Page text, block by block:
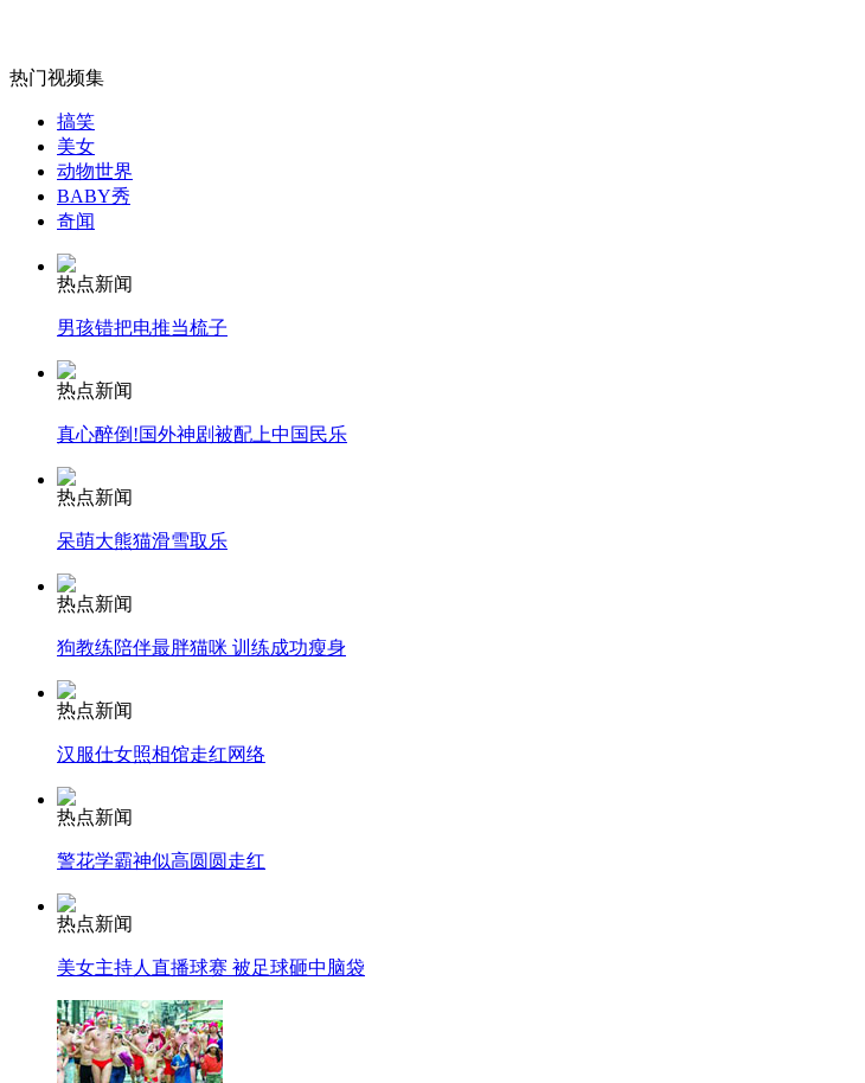
女孩北京地铁殴打老人 痛下狠手拳打脚踢
无痛分娩是否安全 医生回应
外交部：有关国家言论片面不公正
安徽一实载49人客车翻车
走！跟着总书记去植树
纽约上演“枕头大战”
热门视频集
搞笑
美女
动物世界
BABY秀
奇闻
热点新闻
男孩错把电推当梳子
热点新闻
真心醉倒!国外神剧被配上中国民乐
热点新闻
呆萌大熊猫滑雪取乐
热点新闻
狗教练陪伴最胖猫咪 训练成功瘦身
热点新闻
汉服仕女照相馆走红网络
热点新闻
警花学霸神似高圆圆走红
热点新闻
美女主持人直播球赛 被足球砸中脑袋